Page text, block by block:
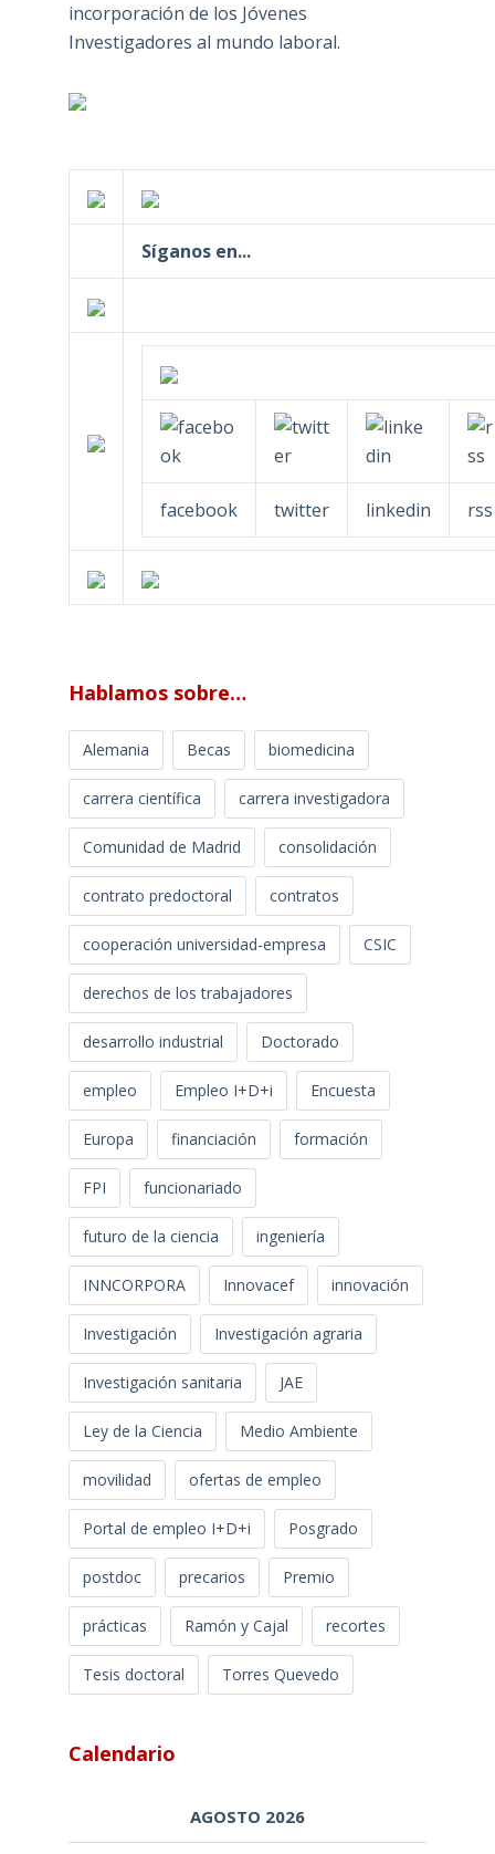
incorporación de los Jóvenes
Investigadores al mundo laboral.
Síganos en...
facebook twitter linkedin rss
Hablamos sobre…
Alemania Becas biomedicina
carrera científica carrera investigadora
Comunidad de Madrid consolidación
contrato predoctoral contratos
cooperación universidad-empresa CSIC
derechos de los trabajadores
desarrollo industrial Doctorado
empleo Empleo I+D+i Encuesta
Europa financiación formación
FPI funcionariado
futuro de la ciencia ingeniería
INNCORPORA Innovacef innovación
Investigación Investigación agraria
Investigación sanitaria JAE
Ley de la Ciencia Medio Ambiente
movilidad ofertas de empleo
Portal de empleo I+D+i Posgrado
postdoc precarios Premio
prácticas Ramón y Cajal recortes
Tesis doctoral Torres Quevedo
Calendario
AGOSTO 2026